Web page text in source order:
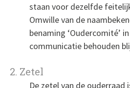
staan voor dezelfde
Omwille van de
benaming ‘Oudercomité’
communicatie behouden
2. Zetel
De zetel van de ouderraad